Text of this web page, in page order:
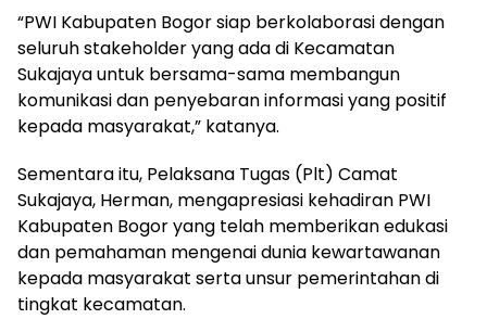
“PWI Kabupaten Bogor siap berkolaborasi dengan
seluruh stakeholder yang ada di Kecamatan
Sukajaya untuk bersama-sama membangun
komunikasi dan penyebaran informasi yang positif
kepada masyarakat,” katanya.
Sementara itu, Pelaksana Tugas (Plt) Camat
Sukajaya, Herman, mengapresiasi kehadiran PWI
Kabupaten Bogor yang telah memberikan edukasi
dan pemahaman mengenai dunia kewartawanan
kepada masyarakat serta unsur pemerintahan di
tingkat kecamatan.